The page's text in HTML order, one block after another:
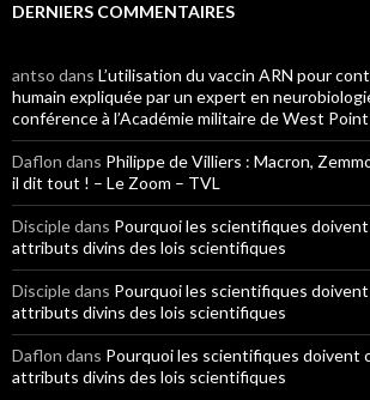
DERNIERS COMMENTAIRES
antso dans L’utilisation du vaccin ARN pour
humain expliquée par un expert en
conférence à l’Académie militaire de West Point
Daflon dans Philippe de Villiers : Macron,
il dit tout ! – Le Zoom – TVL
Discipledans Pourquoi les scientifiques
attributs divins des lois scientifiques
Discipledans Pourquoi les scientifiques
attributs divins des lois scientifiques
Daflon dans Pourquoi les scientifiques doivent
attributs divins des lois scientifiques